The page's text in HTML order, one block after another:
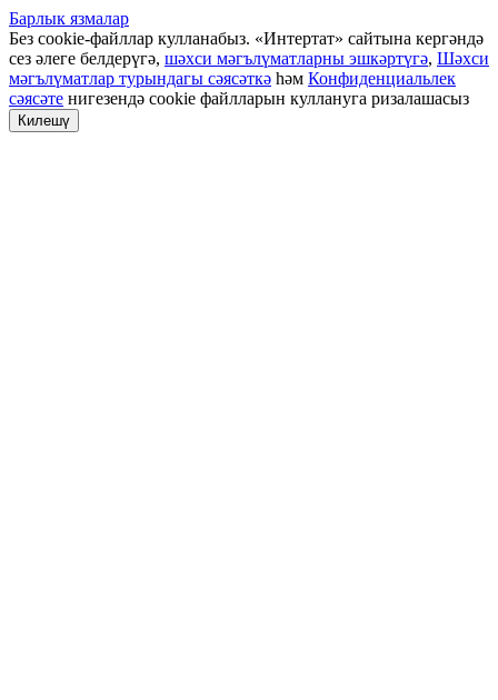
Барлык язмалар
Без cookie-файллар кулланабыз. «Интертат» сайтына кергәндә
сез әлеге белдерүгә, шәхси мәгълүматларны эшкәртүгә, Шәхси
мәгълүматлар турындагы сәясәткә һәм Конфиденциальлек
сәясәте нигезендә cookie файлларын куллануга ризалашасыз
Килешү